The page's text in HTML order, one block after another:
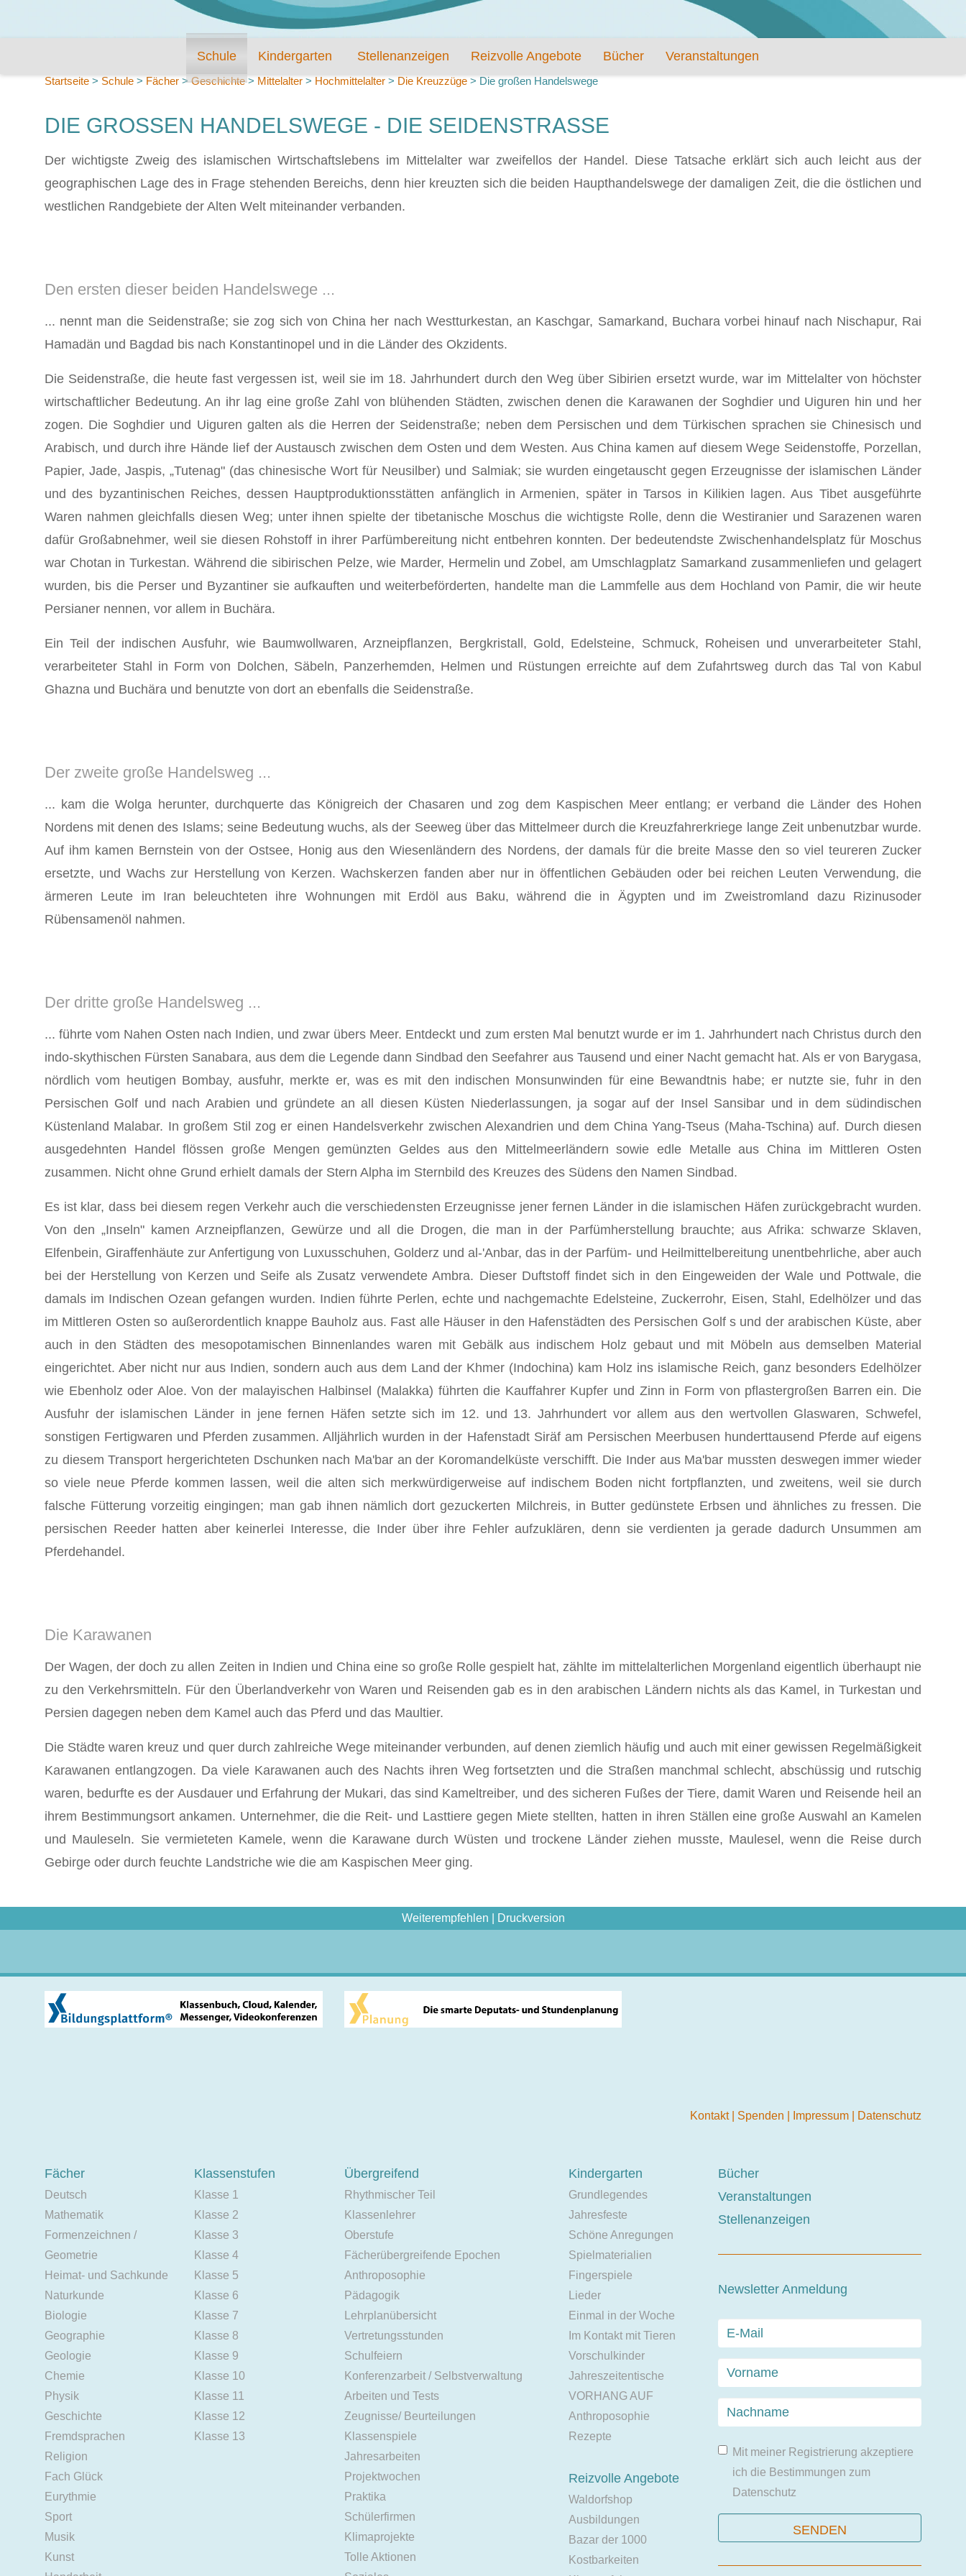
Schule Kindergarten Stellenanzeigen Reizvolle Angebote Bücher Veranstaltungen
Startseite > Schule > Fächer >Geschichte> Mittelalter > Hochmittelalter > Die Kreuzzüge > Die großen Handelswege
DIE GROSSEN HANDELSWEGE - DIE SEIDENSTRASSE
Der wichtigste Zweig des islamischen Wirtschaftslebens im Mittelalter war zweifellos der Handel. Diese Tatsache erklärt sich auch leicht aus der
geographischen Lage des in Frage stehenden Bereichs, denn hier kreuzten sich die beiden Haupthandelswege der damaligen Zeit, die die östlichen und
westlichen Randgebiete der Alten Welt mit­einander verbanden.
Den ersten dieser beiden Handelswege ...
... nennt man die Seidenstraße; sie zog sich von China her nach Westturkestan, an Kaschgar, Samarkand, Buchara vorbei hinauf nach Nischapur, Rai
Hamadän und Bagdad bis nach Konstantinopel und in die Län­der des Okzidents.
Die Seidenstraße, die heute fast vergessen ist, weil sie im 18. Jahrhundert durch den Weg über Sibirien ersetzt wurde, war im Mittelalter von höchster
wirtschaftlicher Be­deutung. An ihr lag eine große Zahl von blühenden Städten, zwischen denen die Kara­wanen der Soghdier und Uiguren hin und her
zogen. Die Soghdier und Uiguren galten als die Herren der Seidenstraße; neben dem Persischen und dem Türkischen sprachen sie Chinesisch und
Arabisch, und durch ihre Hände lief der Austausch zwischen dem Osten und dem Westen. Aus China kamen auf diesem Wege Seidenstoffe, Porzellan,
Papier, Jade, Jaspis, „Tutenag" (das chinesische Wort für Neusilber) und Salmiak; sie wurden eingetauscht gegen Erzeugnisse der islamischen Länder
und des byzantini­schen Reiches, dessen Hauptproduktionsstätten anfänglich in Armenien, später in Tarsos in Kilikien lagen. Aus Tibet ausgeführte
Waren nahmen gleichfalls diesen Weg; unter ihnen spielte der tibetanische Moschus die wichtigste Rolle, denn die Westiranier und Sarazenen waren
dafür Großabnehmer, weil sie diesen Rohstoff in ihrer Parfümbereitung nicht entbehren konnten. Der bedeutendste Zwischenhan­delsplatz für Moschus
war Chotan in Turkestan. Während die sibirischen Pelze, wie Marder, Hermelin und Zobel, am Umschlagplatz Samarkand zusammenliefen und ge­lagert
wurden, bis die Perser und Byzantiner sie aufkauften und weiterbeförderten, handelte man die Lammfelle aus dem Hochland von Pamir, die wir heute
Persianer nennen, vor allem in Buchära.
Ein Teil der indischen Ausfuhr, wie Baumwollwaren, Arzneipflanzen, Bergkristall, Gold, Edelsteine, Schmuck, Roheisen und unverarbeiteter Stahl,
verarbeiteter Stahl in Form von Dolchen, Säbeln, Panzerhemden, Helmen und Rüstungen erreichte auf dem Zufahrtsweg durch das Tal von Kabul
Ghazna und Buchära und benutzte von dort an ebenfalls die Seidenstraße.
Der zweite große Handelsweg ...
... kam die Wolga herunter, durchquerte das Königreich der Chasaren und zog dem Kaspischen Meer entlang; er verband die Länder des Hohen
Nordens mit denen des Islams; seine Bedeutung wuchs, als der Seeweg über das Mittelmeer durch die Kreuzfahrerkriege lange Zeit unbenutzbar wurde.
Auf ihm kamen Bernstein von der Ostsee, Honig aus den Wiesenländern des Nordens, der da­mals für die breite Masse den so viel teureren Zucker
ersetzte, und Wachs zur Her­stellung von Kerzen. Wachskerzen fanden aber nur in öffentlichen Gebäuden oder bei reichen Leuten Verwendung, die
ärmeren Leute im Iran beleuchteten ihre Wohnun­gen mit Erdöl aus Baku, während die in Ägypten und im Zweistromland dazu Rizinus­oder
Rübensamenöl nahmen.
Der dritte große Handelsweg ...
... führte vom Nahen Osten nach Indien, und zwar übers Meer. Entdeckt und zum ersten Mal benutzt wurde er im 1. Jahrhundert nach Christus durch den
indo-skythischen Fürsten Sanabara, aus dem die Legende dann Sindbad den Seefahrer aus Tausend und einer Nacht gemacht hat. Als er von Barygasa,
nörd­lich vom heutigen Bombay, ausfuhr, merkte er, was es mit den indischen Monsun­winden für eine Bewandtnis habe; er nutzte sie, fuhr in den
Persischen Golf und nach Arabien und gründete an all diesen Küsten Niederlassungen, ja sogar auf der Insel Sansibar und in dem südindischen
Küstenland Malabar. In großem Stil zog er einen Handelsverkehr zwischen Alexandrien und dem China Yang-Tseus (Maha-Tschina) auf. Durch diesen
ausgedehnten Handel flössen große Mengen gemünzten Geldes aus den Mittelmeerländern sowie edle Metalle aus China im Mittleren Osten
zusammen. Nicht ohne Grund erhielt damals der Stern Alpha im Sternbild des Kreuzes des Südens den Namen Sindbad.
Es ist klar, dass bei diesem regen Verkehr auch die verschiedensten Erzeugnisse jener fernen Länder in die islamischen Häfen zurückgebracht wurden.
Von den „Inseln" kamen Arzneipflanzen, Gewürze und all die Drogen, die man in der Parfümherstellung brauchte; aus Afrika: schwarze Sklaven,
Elfenbein, Giraffenhäute zur Anfertigung von Luxusschuhen, Golderz und al-'Anbar, das in der Parfüm- und Heilmittelberei­tung unentbehrliche, aber auch
bei der Herstellung von Kerzen und Seife als Zusatz verwendete Ambra. Dieser Duftstoff findet sich in den Eingeweiden der Wale und Pottwale, die
damals im Indischen Ozean gefangen wurden. Indien führte Perlen, echte und nachgemachte Edelsteine, Zuckerrohr, Eisen, Stahl, Edelhölzer und das
im Mittleren Osten so außerordentlich knappe Bauholz aus. Fast alle Häuser in den Hafenstädten des Persischen Golf s und der arabischen Küste, aber
auch in den Städten des mesopotamischen Binnenlandes waren mit Gebälk aus indischem Holz gebaut und mit Möbeln aus demselben Material
eingerichtet. Aber nicht nur aus Indien, sondern auch aus dem Land der Khmer (Indochina) kam Holz ins islamische Reich, ganz be­sonders Edelhölzer
wie Ebenholz oder Aloe. Von der malayischen Halbinsel (Malakka) führten die Kauffahrer Kupfer und Zinn in Form von pflastergroßen Barren ein. Die
Ausfuhr der islamischen Länder in jene fernen Häfen setzte sich im 12. und 13. Jahrhundert vor allem aus den wertvollen Glaswaren, Schwefel,
sonstigen Fertig­waren und Pferden zusammen. Alljährlich wurden in der Hafenstadt Siräf am Persi­schen Meerbusen hunderttausend Pferde auf eigens
zu diesem Transport hergerichte­ten Dschunken nach Ma'bar an der Koromandelküste verschifft. Die Inder aus Ma'bar mussten deswegen immer wieder
so viele neue Pferde kommen lassen, weil die alten sich merkwürdigerweise auf indischem Boden nicht fortpflanzten, und zweitens, weil sie durch
falsche Fütterung vorzeitig eingingen; man gab ihnen nämlich dort gezuckerten Milchreis, in Butter gedünstete Erbsen und ähnliches zu fressen. Die
persischen Reeder hatten aber keinerlei Interesse, die Inder über ihre Fehler aufzu­klären, denn sie verdienten ja gerade dadurch Unsummen am
Pferdehandel.
Die Karawanen
Der Wagen, der doch zu allen Zeiten in Indien und China eine so große Rolle gespielt hat, zählte im mittelalterlichen Morgenland eigentlich überhaupt nie
zu den Ver­kehrsmitteln. Für den Überlandverkehr von Waren und Reisenden gab es in den arabischen Ländern nichts als das Kamel, in Turkestan und
Persien dagegen neben dem Kamel auch das Pferd und das Maultier.
Die Städte waren kreuz und quer durch zahlreiche Wege miteinander verbunden, auf denen ziemlich häufig und auch mit einer gewissen Regelmäßigkeit
Karawanen ent­langzogen. Da viele Karawanen auch des Nachts ihren Weg fortsetzten und die Stra­ßen manchmal schlecht, abschüssig und rutschig
waren, bedurfte es der Ausdauer und Erfahrung der Mukari, das sind Kameltreiber, und des sicheren Fußes der Tiere, da­mit Waren und Reisende heil an
ihrem Bestimmungsort ankamen. Unternehmer, die die Reit- und Lasttiere gegen Miete stellten, hatten in ihren Ställen eine große Aus­wahl an Kamelen
und Mauleseln. Sie vermieteten Kamele, wenn die Karawane durch Wüsten und trockene Länder ziehen musste, Maulesel, wenn die Reise durch
Gebirge oder durch feuchte Landstriche wie die am Kaspischen Meer ging.
Weiterempfehlen Druckversion
Kontakt Spenden Impressum Datenschutz
Fächer
Deutsch
Mathematik
Formenzeichnen /
Geometrie
Heimat- und Sachkunde
Naturkunde
Biologie
Geographie
Geologie
Chemie
Physik
Geschichte
Fremdsprachen
Religion
Fach Glück
Eurythmie
Sport
Musik
Kunst
Klassenstufen
Klasse 1
Klasse 2
Klasse 3
Klasse 4
Klasse 5
Klasse 6
Klasse 7
Klasse 8
Klasse 9
Klasse 10
Klasse 11
Klasse 12
Klasse 13
Übergreifend
Rhythmischer Teil
Klassenlehrer
Oberstufe
Fächerübergreifende Epochen
Anthroposophie
Pädagogik
Lehrplanübersicht
Vertretungsstunden
Schulfeiern
Konferenzarbeit / Selbstverwaltung
Arbeiten und Tests
Zeugnisse/ Beurteilungen
Klassenspiele
Jahresarbeiten
Projektwochen
Praktika
Schülerfirmen
Klimaprojekte
Tolle Aktionen
Kindergarten
Grundlegendes
Jahresfeste
Schöne Anregungen
Spielmaterialien
Fingerspiele
Lieder
Einmal in der Woche
Im Kontakt mit Tieren
Vorschulkinder
Jahreszeitentische
VORHANG AUF
Anthroposophie
Rezepte
Reizvolle Angebote
Waldorfshop
Ausbildungen
Bazar der 1000
Kostbarkeiten
Bücher
Veranstaltungen
Stellenanzeigen
Newsletter Anmeldung
Mit meiner Registrierung akzeptiere
ich die Bestimmungen zum
Datenschutz